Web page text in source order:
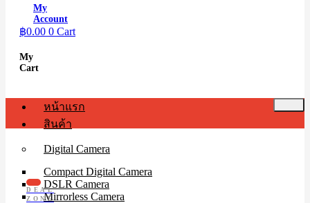
My
Account
฿0.00 0 Cart
My
Cart
หน้าแรก
สินค้า
Digital Camera
Compact Digital Camera
DSLR Camera
Mirrorless Camera
DEAL
ZONE